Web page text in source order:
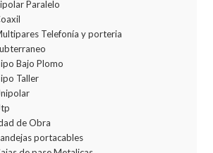
Paralelo
Telefonía y porteria
Bajo Plomo
Taller
de Obra
portacables